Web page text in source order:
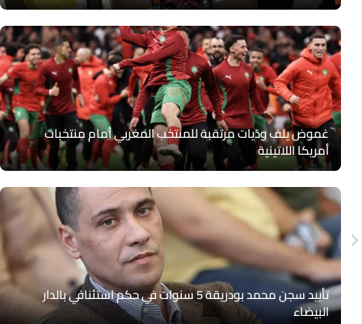
غموض يلف ودّيات مرتقبة للمنتخب المغربي أمام منتخبات
أمريكا اللاتينية
تأييد سجن محمد بودريقة 5 سنوات في حكم استئنافي بالدار
البيضاء